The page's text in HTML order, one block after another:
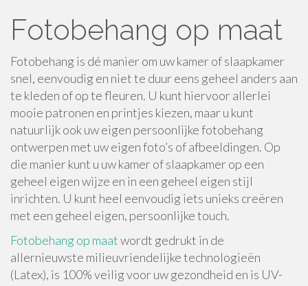
Fotobehang op maat
Fotobehang is dé manier om uw kamer of slaapkamer
snel, eenvoudig en niet te duur eens geheel anders aan
te kleden of op te fleuren. U kunt hiervoor allerlei
mooie patronen en printjes kiezen, maar u kunt
natuurlijk ook uw eigen persoonlijke fotobehang
ontwerpen met uw eigen foto’s of afbeeldingen. Op
die manier kunt u uw kamer of slaapkamer op een
geheel eigen wijze en in een geheel eigen stijl
inrichten. U kunt heel eenvoudig iets unieks creëren
met een geheel eigen, persoonlijke touch.
Fotobehang op maatwordt gedrukt in de
allernieuwste milieuvriendelijke technologieën
(Latex), is 100% veilig voor uw gezondheid en is UV-